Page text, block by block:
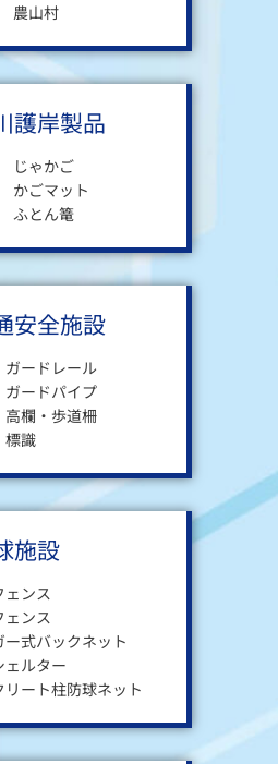
農山村
護岸製品
じゃかご
かごマット
ふとん篭
安全施設
ガードレール
ガードパイプ
高欄・歩道柵
標識
施設
ェンス
ェンス
ー式バックネット
ェルター
リート柱防球ネット